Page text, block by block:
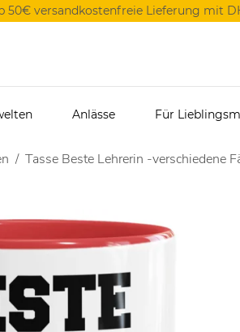
50€ versandkostenfreie Lieferung mit
Anlässe Für
Tasse Beste Lehrerin -verschiedene